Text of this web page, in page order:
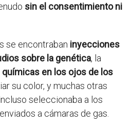
sin el consentimiento ni
se encontraban inyecciones
sobre la genética, la
en los ojos de los
su color, y muchas otras
seleccionaba a los
a cámaras de gas.